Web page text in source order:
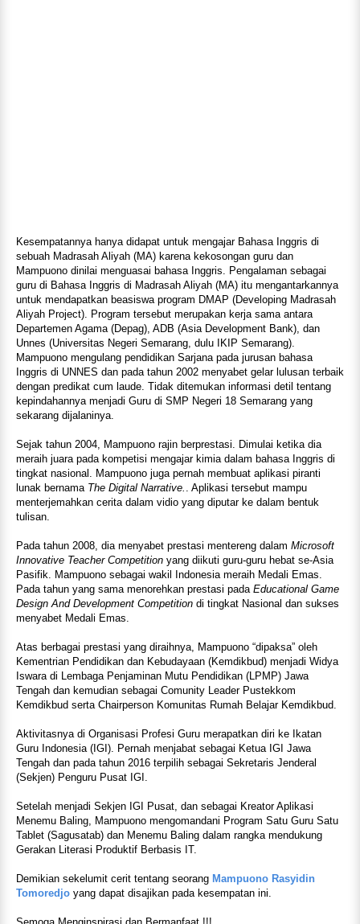
Kesempatannya hanya didapat untuk mengajar Bahasa Inggris di
sebuah Madrasah Aliyah (MA) karena kekosongan guru dan
Mampuono dinilai menguasai bahasa Inggris. Pengalaman sebagai
guru di Bahasa Inggris di Madrasah Aliyah (MA) itu mengantarkannya
untuk mendapatkan beasiswa program DMAP (Developing Madrasah
Aliyah Project). Program tersebut merupakan kerja sama antara
Departemen Agama (Depag), ADB (Asia Development Bank), dan
Unnes (Universitas Negeri Semarang, dulu IKIP Semarang).
Mampuono mengulang pendidikan Sarjana pada jurusan bahasa
Inggris di UNNES dan pada tahun 2002 menyabet gelar lulusan terbaik
dengan predikat cum laude. Tidak ditemukan informasi detil tentang
kepindahannya menjadi Guru di SMP Negeri 18 Semarang yang
sekarang dijalaninya.
Sejak tahun 2004, Mampuono rajin berprestasi. Dimulai ketika dia
meraih juara pada kompetisi mengajar kimia dalam bahasa Inggris di
tingkat nasional. Mampuono juga pernah membuat aplikasi piranti
lunak bernama The Digital Narrative. . Aplikasi tersebut mampu
menterjemahkan cerita dalam vidio yang diputar ke dalam bentuk
tulisan.
Pada tahun 2008, dia menyabet prestasi mentereng dalam Microsoft
Innovative Teacher Competition yang diikuti guru-guru hebat se-Asia
Pasifik. Mampuono sebagai wakil Indonesia meraih Medali Emas.
Pada tahun yang sama menorehkan prestasi pada Educational Game
Design And Development Competition di tingkat Nasional dan sukses
menyabet Medali Emas.
Atas berbagai prestasi yang diraihnya, Mampuono “dipaksa” oleh
Kementrian Pendidikan dan Kebudayaan (Kemdikbud) menjadi Widya
Iswara di Lembaga Penjaminan Mutu Pendidikan (LPMP) Jawa
Tengah dan kemudian sebagai Comunity Leader Pustekkom
Kemdikbud serta Chairperson Komunitas Rumah Belajar Kemdikbud.
Aktivitasnya di Organisasi Profesi Guru merapatkan diri ke Ikatan
Guru Indonesia (IGI). Pernah menjabat sebagai Ketua IGI Jawa
Tengah dan pada tahun 2016 terpilih sebagai Sekretaris Jenderal
(Sekjen) Penguru Pusat IGI.
Setelah menjadi Sekjen IGI Pusat, dan sebagai Kreator Aplikasi
Menemu Baling, Mampuono mengomandani Program Satu Guru Satu
Tablet (Sagusatab) dan Menemu Baling dalam rangka mendukung
Gerakan Literasi Produktif Berbasis IT.
Demikian sekelumit cerit tentang seorang Mampuono Rasyidin
Tomoredjo yang dapat disajikan pada kesempatan ini.